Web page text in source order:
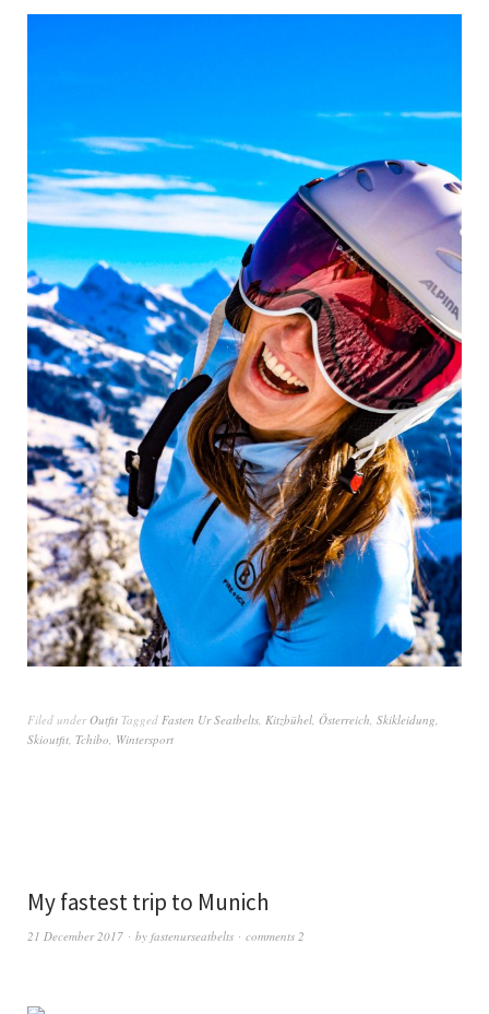
Filed underOutfit Tagged Fasten Ur Seatbelts Kitzbühel Österreich Skikleidung
Skioutfit Tchibo Wintersport
My fastest trip to Munich
21 December 2017 by fastenurseatbelts comments 2